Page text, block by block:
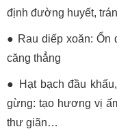
định đường huyết,
● Rau diếp xoăn: Ổn
căng thẳng
●
Hạt bạch đầu
gừng: tạo hương vị
thư giãn…